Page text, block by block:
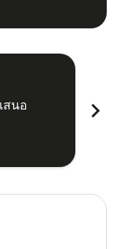
สนอ
chevron_right